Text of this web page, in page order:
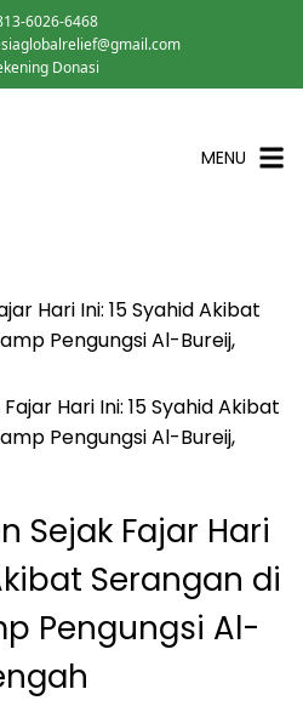
6026-6468
Donasi
MENU
Hari Ini: 15 Syahid Akibat
Pengungsi Al-Bureij,
Sejak Fajar Hari
Serangan di
Pengungsi Al-